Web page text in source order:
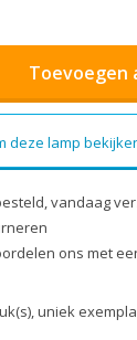
Toevoegen
deze lamp
vandaag
ons met
uniek